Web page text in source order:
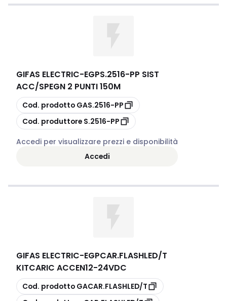
GIFAS ELECTRIC-EGPS.2516-PP SIST
ACC/SPEGN 2 PUNTI 150M
copia
Cod. prodotto GAS.2516-PP
copia
Cod. produttore S.2516-PP
Accedi per visualizzare prezzi e disponibilità
Accedi
GIFAS ELECTRIC-EGPCAR.FLASHLED/T
KITCARIC ACCEN12-24VDC
copia
Cod. prodotto GACAR.FLASHLED/T